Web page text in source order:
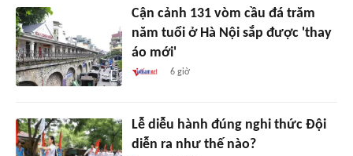
Cận cảnh 131 vòm cầu đá trăm
năm tuổi ở Hà Nội sắp được 'thay
áo mới'
6 giờ
Lễ diễu hành đúng nghi thức Đội
diễn ra như thế nào?